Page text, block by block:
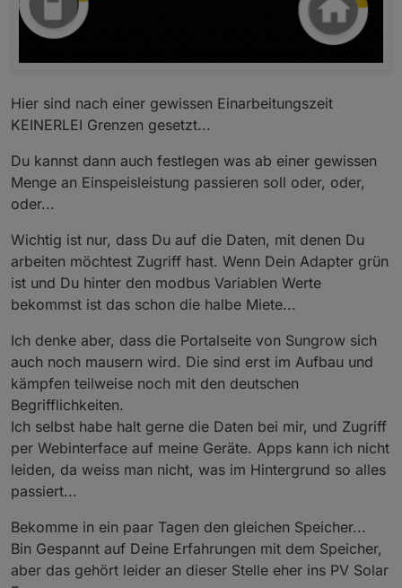
Hier sind nach einer gewissen Einarbeitungszeit
KEINERLEI Grenzen gesetzt...
Du kannst dann auch festlegen was ab einer gewissen
Menge an Einspeisleistung passieren soll oder, oder,
oder...
Wichtig ist nur, dass Du auf die Daten, mit denen Du
arbeiten möchtest Zugriff hast. Wenn Dein Adapter grün
ist und Du hinter den modbus Variablen Werte
bekommst ist das schon die halbe Miete...
Ich denke aber, dass die Portalseite von Sungrow sich
auch noch mausern wird. Die sind erst im Aufbau und
kämpfen teilweise noch mit den deutschen
Begrifflichkeiten.
Ich selbst habe halt gerne die Daten bei mir, und Zugriff
per Webinterface auf meine Geräte. Apps kann ich nicht
leiden, da weiss man nicht, was im Hintergrund so alles
passiert...
Bekomme in ein paar Tagen den gleichen Speicher...
Bin Gespannt auf Deine Erfahrungen mit dem Speicher,
aber das gehört leider an dieser Stelle eher ins PV Solar